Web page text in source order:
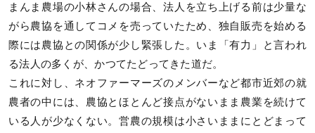
まんま農場の小林さんの場合、法人を立ち上げる前は少量な
がら農協を通してコメを売っていたため、独自販売を始める
際には農協との関係が少し緊張した。いま「有力」と言われ
る法人の多くが、かつてたどってきた道だ。
これに対し、ネオファーマーズのメンバーなど都市近郊の就
農者の中には、農協とほとんど接点がないまま農業を続けて
いる人が少なくない。営農の規模は小さいままにとどまって